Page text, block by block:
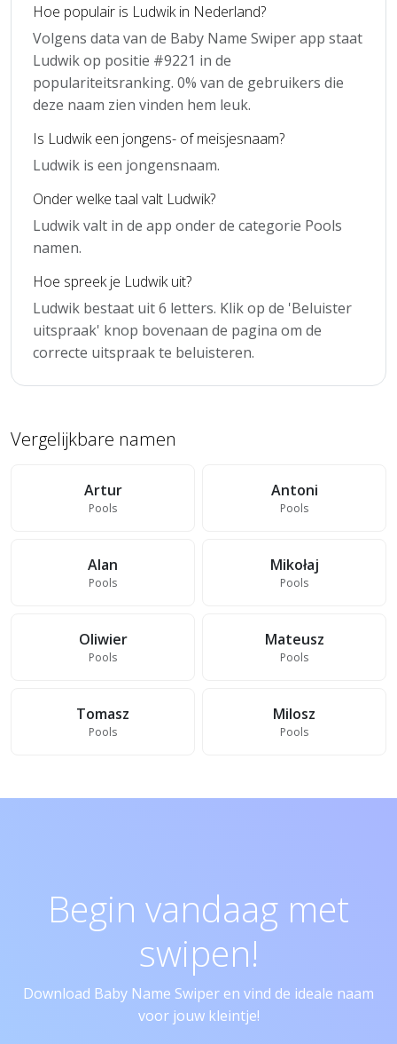
Hoe populair is Ludwik in Nederland?
Volgens data van de Baby Name Swiper app staat
Ludwik op positie #9221 in de
populariteitsranking. 0% van de gebruikers die
deze naam zien vinden hem leuk.
Is Ludwik een jongens- of meisjesnaam?
Ludwik is een jongensnaam.
Onder welke taal valt Ludwik?
Ludwik valt in de app onder de categorie Pools
namen.
Hoe spreek je Ludwik uit?
Ludwik bestaat uit 6 letters. Klik op de 'Beluister
uitspraak' knop bovenaan de pagina om de
correcte uitspraak te beluisteren.
Vergelijkbare namen
Artur
Pools
Antoni
Pools
Alan
Pools
Mikołaj
Pools
Oliwier
Pools
Mateusz
Pools
Tomasz
Pools
Milosz
Pools
Begin vandaag met
swipen!
Download Baby Name Swiper en vind de ideale naam
voor jouw kleintje!